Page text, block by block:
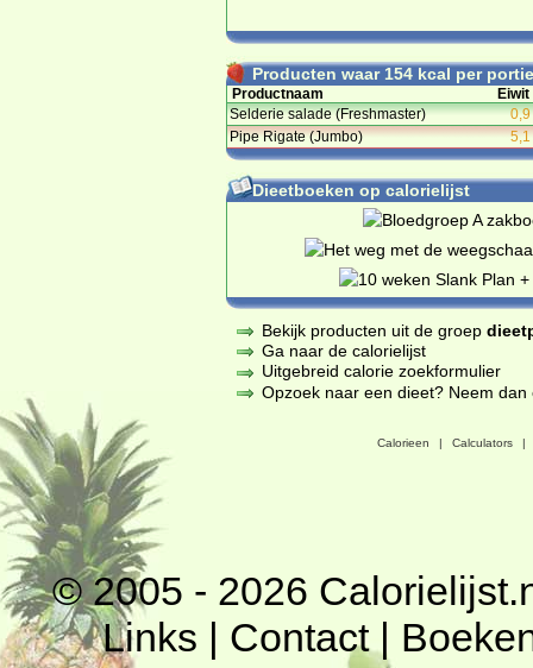
Producten waar 154 kcal per
Productnaam
Eiwit
Selderie salade (Freshmaster)
0,9
Pipe Rigate (Jumbo)
5,1
Dieetboeken op calorielijst
Bekijk producten uit de groep
Ga naar de calorielijst
Uitgebreid calorie zoekformulier
Opzoek naar een dieet? Neem
Calorieen | Calculators |
© 2005 - 2026
Links | Contact|